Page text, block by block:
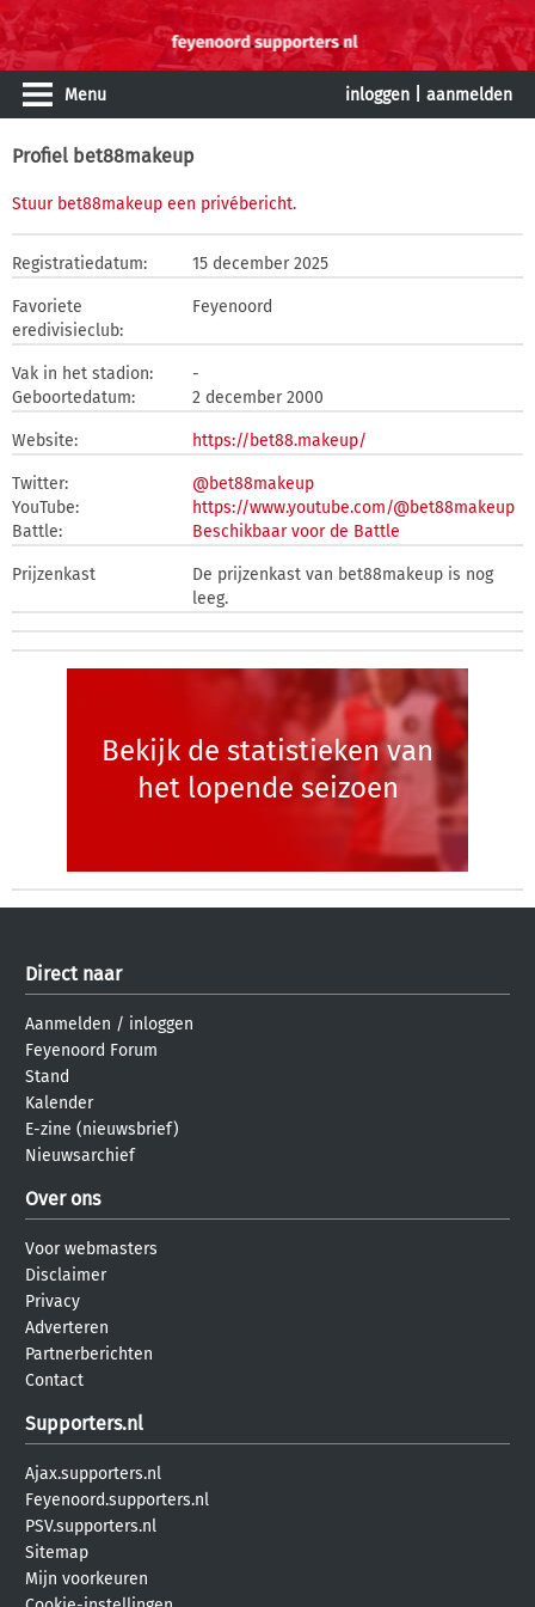
Menu inloggen aanmelden
Profiel bet88makeup
Stuur bet88makeup een privébericht.
Registratiedatum: 15 december 2025
Favoriete
eredivisieclub:
Feyenoord
Vak in het stadion:
-
Geboortedatum:
2 december 2000
Website: https://bet88.makeup/
Twitter:
@bet88makeup
YouTube:
https://www.youtube.com/@bet88makeup
Battle:
Beschikbaar voor de Battle
Prijzenkast
De prijzenkast van bet88makeup is nog
leeg.
Bekijk de statistieken van
het lopende seizoen
Direct naar
Aanmelden / inloggen
Feyenoord Forum
Stand
Kalender
E-zine (nieuwsbrief)
Nieuwsarchief
Over ons
Voor webmasters
Disclaimer
Privacy
Adverteren
Partnerberichten
Contact
Supporters.nl
Ajax.supporters.nl
Feyenoord.supporters.nl
PSV.supporters.nl
Sitemap
Mijn voorkeuren